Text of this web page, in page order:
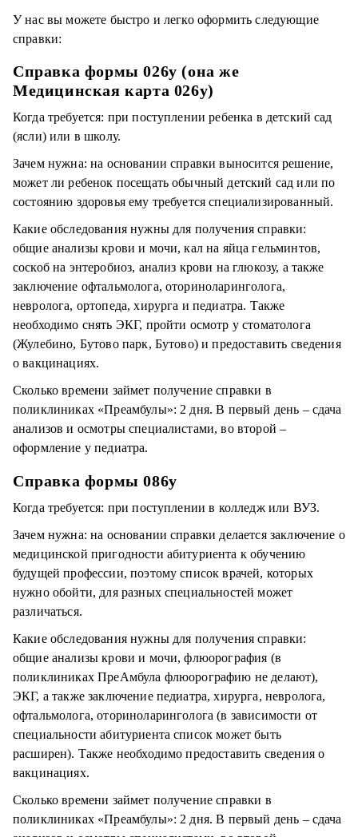
У нас вы можете быстро и легко оформить следующие
справки:
Справка формы 026у (она же
Медицинская карта 026у)
Когда требуется: при поступлении ребенка в детский сад
(ясли) или в школу.
Зачем нужна: на основании справки выносится решение,
может ли ребенок посещать обычный детский сад или по
состоянию здоровья ему требуется специализированный.
Какие обследования нужны для получения справки:
общие анализы крови и мочи, кал на яйца гельминтов,
соскоб на энтеробиоз, анализ крови на глюкозу, а также
заключение офтальмолога, оториноларинголога,
невролога, ортопеда, хирурга и педиатра. Также
необходимо снять ЭКГ, пройти осмотр у стоматолога
(Жулебино, Бутово парк, Бутово) и предоставить сведения
о вакцинациях.
Сколько времени займет получение справки в
поликлиниках «Преамбулы»: 2 дня. В первый день – сдача
анализов и осмотры специалистами, во второй –
оформление у педиатра.
Справка формы 086у
Когда требуется: при поступлении в колледж или ВУЗ.
Зачем нужна: на основании справки делается заключение о
медицинской пригодности абитуриента к обучению
будущей профессии, поэтому список врачей, которых
нужно обойти, для разных специальностей может
различаться.
Какие обследования нужны для получения справки:
общие анализы крови и мочи, флюорография (в
поликлиниках ПреАмбула флюорографию не делают),
ЭКГ, а также заключение педиатра, хирурга, невролога,
офтальмолога, оториноларинголога (в зависимости от
специальности абитуриента список может быть
расширен). Также необходимо предоставить сведения о
вакцинациях.
Сколько времени займет получение справки в
поликлиниках «Преамбулы»: 2 дня. В первый день – сдача